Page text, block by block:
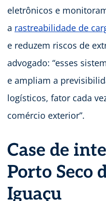
eletrônicos e
a rastreabilidade de
e reduzem riscos de
advogado: “esses
e ampliam a
logísticos, fator cada
comércio exterior”.
Case de
Porto Seco
Iguaçu